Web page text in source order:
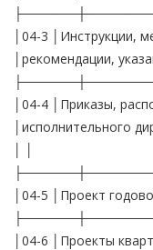
│04-3 │Инструкции,
│рекомендации,
│04-4 │Приказы,
│исполнительного
│04-5 │Проект
│04-6 │Проекты